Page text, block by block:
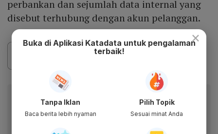
perbankan dan sejumlah data internal yang
disebut terhubung dengan akun pelanggan.
Dapatkan pengalaman membaca lebih nyaman dan nikmati
×
Buka di Aplikasi Katadata untuk pengalaman
terbaik!
Tanpa Iklan
Baca berita lebih nyaman
Pilih Topik
Sesuai minat Anda